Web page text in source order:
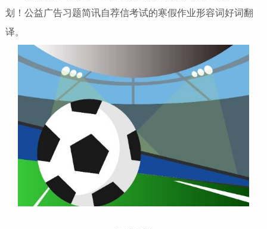
划！公益广告习题简讯自荐信考试的寒假作业形容词好词翻
译。